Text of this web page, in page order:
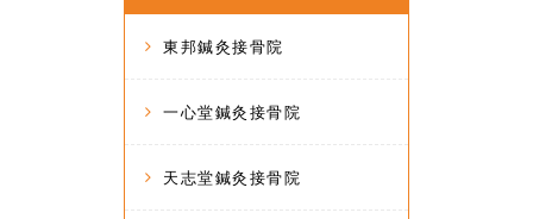
東邦鍼灸接骨院
一心堂鍼灸接骨院
天志堂鍼灸接骨院